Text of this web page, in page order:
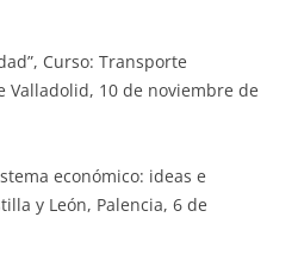
Curso: Transporte
Valladolid, 10 de noviembre de
económico: ideas e
y León, Palencia, 6 de